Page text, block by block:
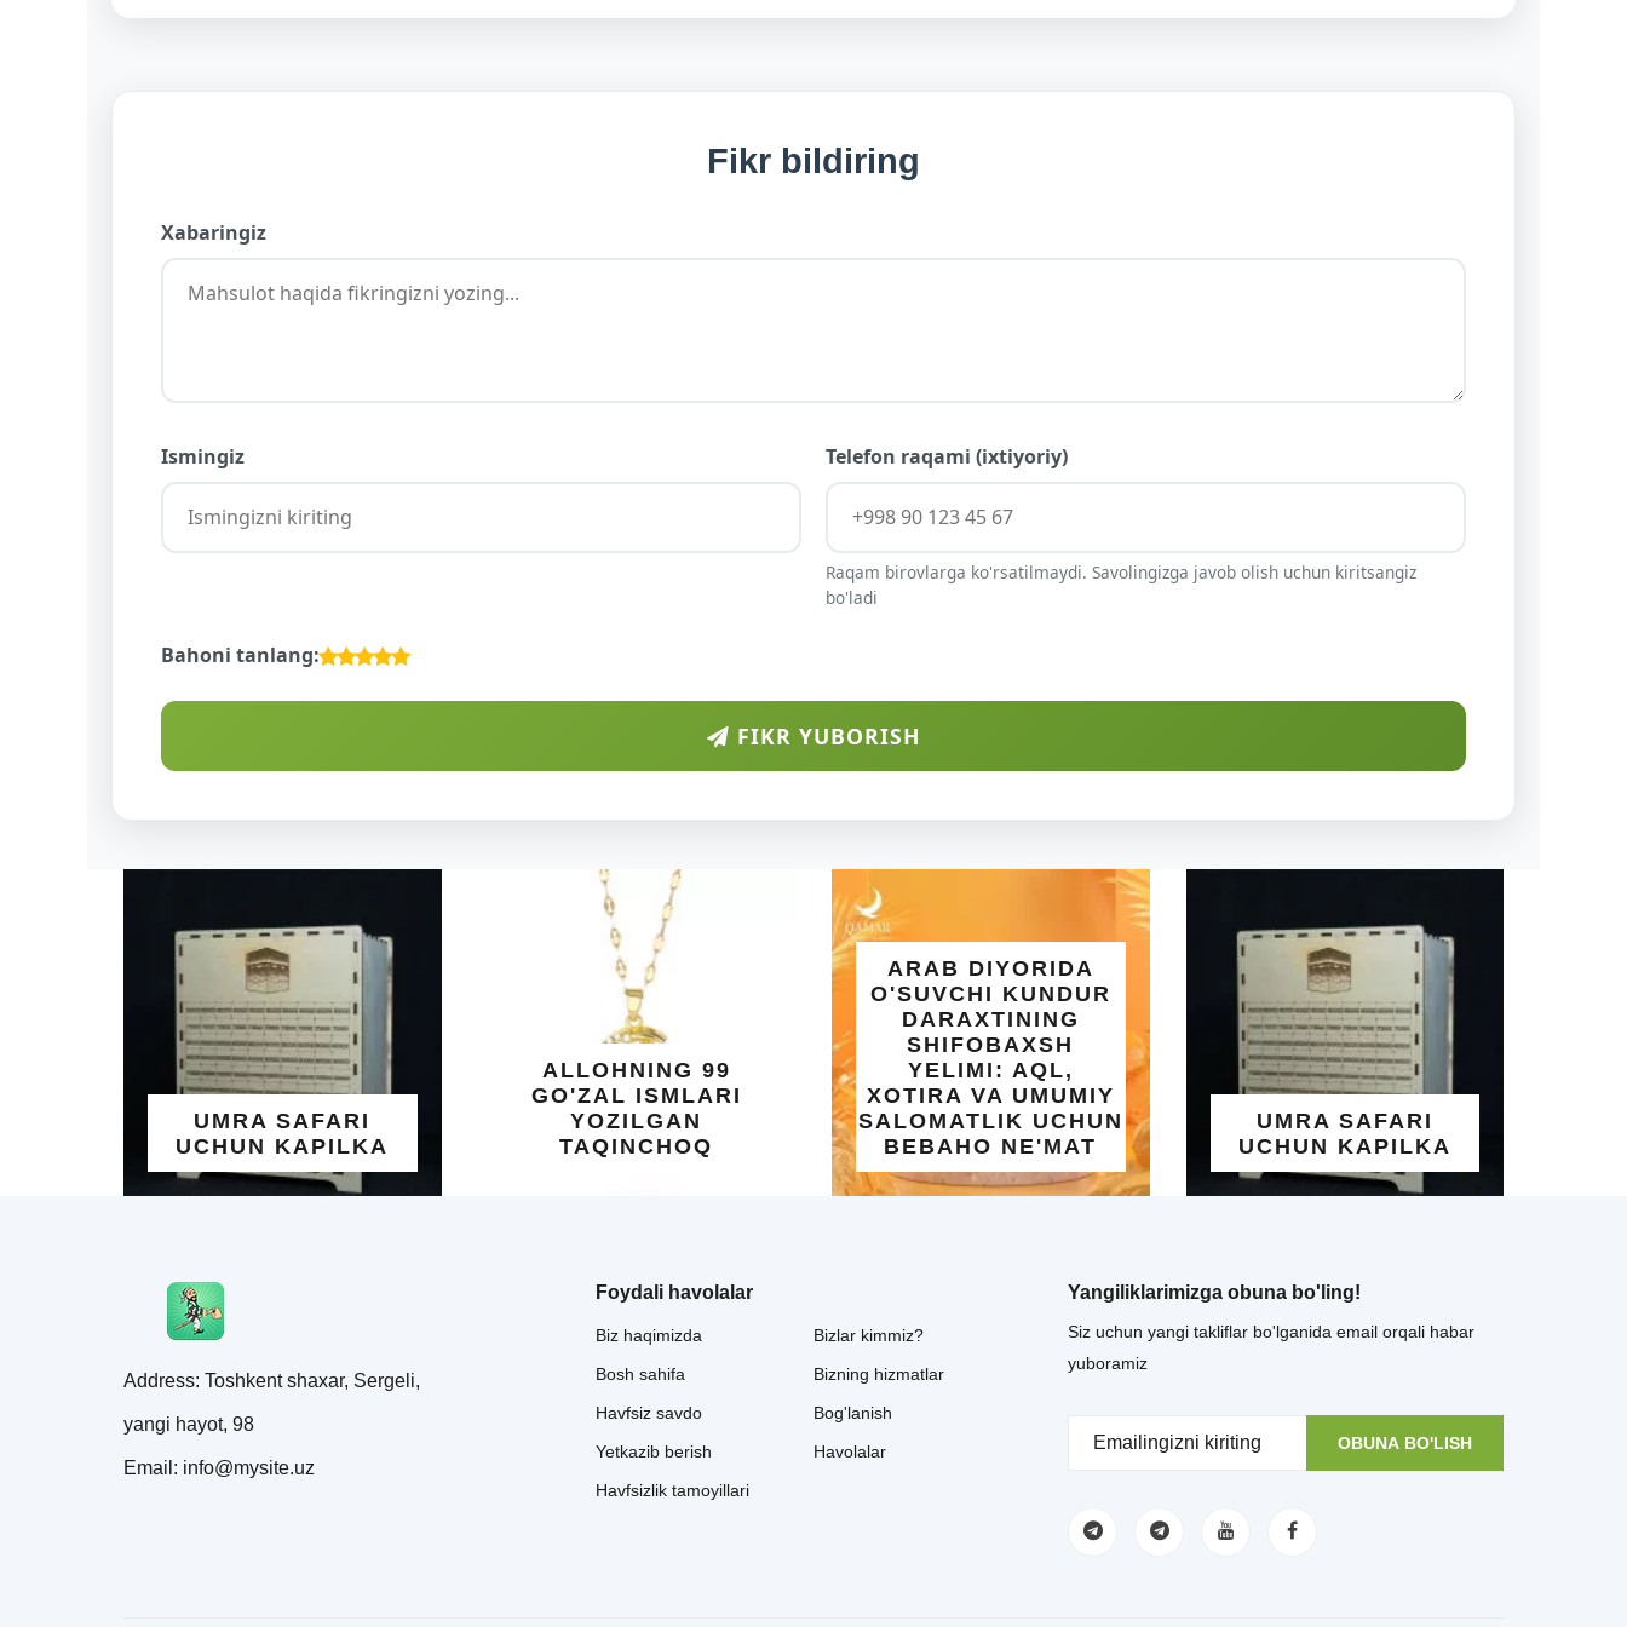
Fikr bildiring
Xabaringiz
Ismingiz Telefon raqami (ixtiyoriy)
Raqam birovlarga ko'rsatilmaydi. Savolingizga javob olish uchun kiritsangiz
bo'ladi
Bahoni tanlang:
FIKR YUBORISH
UMRA SAFARI
UCHUN KAPILKA
ALLOHNING 99
GO'ZAL ISMLARI
YOZILGAN
TAQINCHOQ
ARAB DIYORIDA
O'SUVCHI KUNDUR
DARAXTINING
SHIFOBAXSH
YELIMI: AQL,
XOTIRA VA UMUMIY
SALOMATLIK UCHUN
BEBAHO NE'MAT
UMRA SAFARI
UCHUN KAPILKA
GO'ZAL
Address: Toshkent shaxar, Sergeli,
yangi hayot, 98
Email: info@mysite.uz
Foydali havolalar
Biz haqimizda
Bosh sahifa
Havfsiz savdo
Yetkazib berish
Havfsizlik tamoyillari
Bizlar kimmiz?
Bizning hizmatlar
Bog'lanish
Havolalar
Yangiliklarimizga obuna bo'ling!
Siz uchun yangi takliflar bo'lganida email orqali habar
yuboramiz
OBUNA BO'LISH